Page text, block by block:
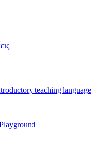
teaching language